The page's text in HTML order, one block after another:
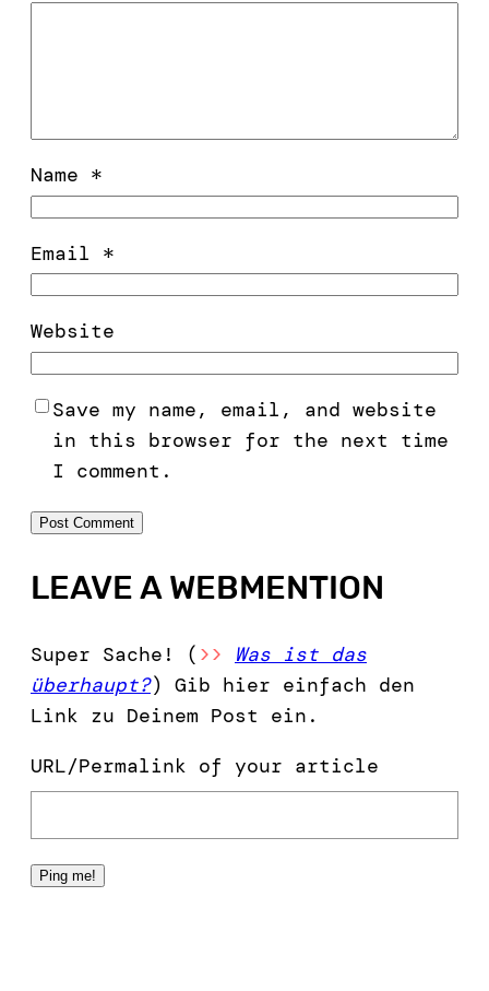
Name *
Email *
Website
Save my name, email, and website
in this browser for the next time
I comment.
LEAVE A WEBMENTION
Super Sache! ( >>
Was ist das
überhaupt?) Gib hier einfach den
Link zu Deinem Post ein.
URL/Permalink of your article